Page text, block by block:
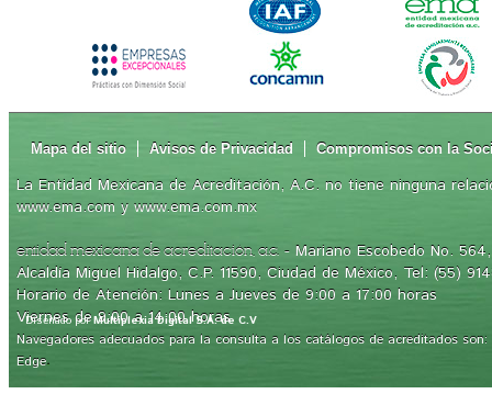
Mapa del sitio Avisos de Privacidad Compromisos con la
La Entidad Mexicana de Acreditación, A.C. no tiene ninguna
www.ema.com y www.ema.com.mx
entidad mexicana de acreditación, a.c. - Mariano Escobedo No.
Alcaldía Miguel Hidalgo, C.P. 11590, Ciudad de México, Tel: (55)
Horario de Atención: Lunes a Jueves de 9:00 a 17:00 horas
Viernes de 9:00 a 14:00 horas
Navegadores adecuados para la consulta a los catálogos de acreditados
Edge.
Diseñado porMultiplexia Digital S.A. de C.V